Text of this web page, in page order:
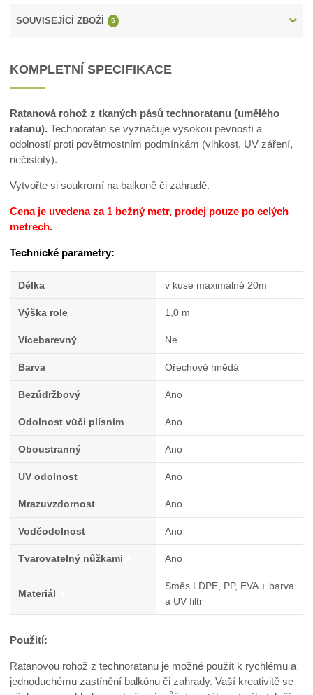
SOUVISEJÍCÍ ZBOŽÍ 5
KOMPLETNÍ SPECIFIKACE
Ratanová rohož z tkaných pásů technoratanu (umělého
ratanu).Technoratan se vyznačuje vysokou pevností a
odolností proti povětrnostním podmínkám (vlhkost, UV záření,
nečistoty).
Vytvořte si soukromí na balkoně či zahradě.
Cena je uvedena za 1 bežný metr, prodej pouze po celých
metrech.
Technické parametry:
Délka v kuse maximálně 20m
Výška role 1,0 m
Vícebarevný Ne
Barva Ořechově hnědá
Bezúdržbový Ano
Odolnost vůči plísním Ano
Oboustranný Ano
UV odolnost Ano
Mrazuvzdornost Ano
Voděodolnost Ano
Tvarovatelný nůžkami Ano
Materiál
Směs LDPE, PP, EVA + barva
a UV filtr
Použití:
Ratanovou rohož z technoratanu je možné použít k rychlému a
jednoduchému zastínění balkónu či zahrady. Vaší kreativitě se